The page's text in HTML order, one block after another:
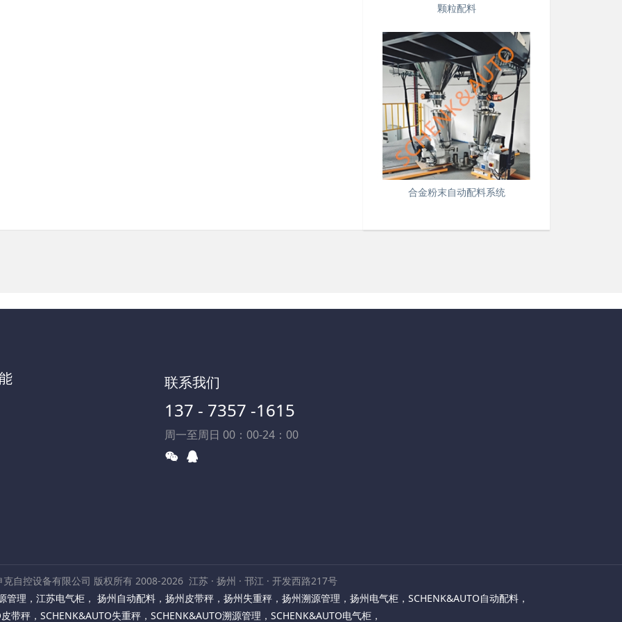
颗粒配料
合金粉末自动配料系统
联系我们
137 - 7357 -1615
周一至周日 00：00-24：00
克自控设备有限公司 版权所有 2008-2026 江苏 · 扬州 · 邗江 · 开发西路217号
管理 ， 江苏电气柜， 扬州自动配料， 扬州皮带秤， 扬州失重秤， 扬州溯源管理 ， 扬州电气柜， SCHENK&AUTO自动配料，
带秤 ， SCHENK&AUTO失重秤 ， SCHENK&AUTO溯源管理 ， SCHENK&AUTO电气柜 ，